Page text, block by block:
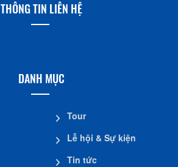
THÔNG TIN LIÊN HỆ
DANH MỤC
Tour
Lễ hội & Sự kiện
Tin tức